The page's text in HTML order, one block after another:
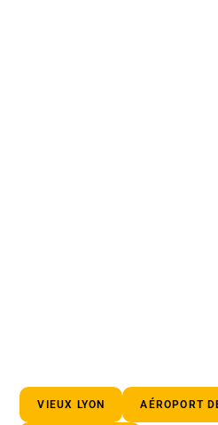
VIEUX LYON AÉROPORT